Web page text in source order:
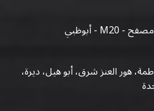
فاطمة، هور العنز شرق، أبو هيل، ديرة،